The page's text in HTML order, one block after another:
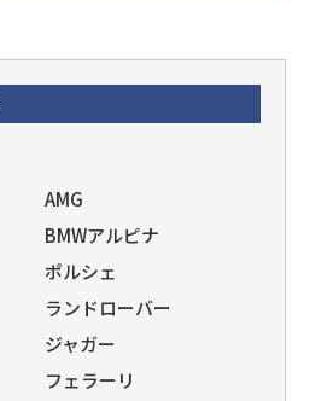
AMG
BMWアルピナ
ポルシェ
ランドローバー
ジャガー
フェラーリ